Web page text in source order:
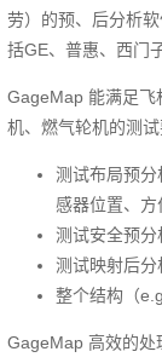
劳）的预、后分析
括GE、普惠、西门
GageMap 能满足飞
机、燃气轮机的测
测试布局预
感器位置、方
测试安全预
测试映射后
整个结构（
GageMap 高效的处